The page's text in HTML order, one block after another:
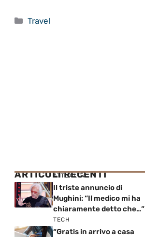
Categorie
Travel
ARTICOLI RECENTI
ATTUALITÀ
Il triste annuncio di
Mughini: “Il medico mi ha
chiaramente detto che…”
TECH
“Gratis in arrivo a casa